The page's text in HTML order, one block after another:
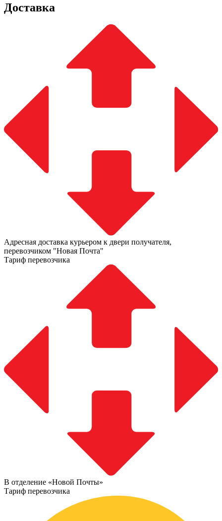
Доставка
Адресная доставка курьером к двери получателя,
перевозчиком "Новая Почта"
Тариф перевозчика
В отделение «Новой Почты»
Тариф перевозчика